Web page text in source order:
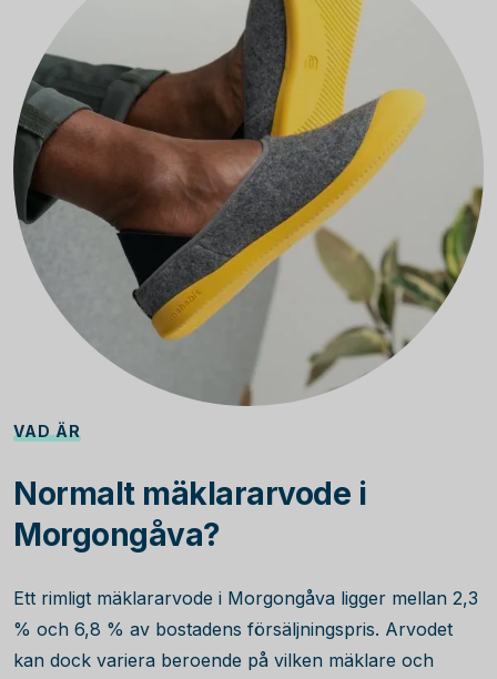
VAD ÄR
Normalt mäklararvode i
Morgongåva?
Ett rimligt mäklararvode i Morgongåva ligger mellan 2,3
% och 6,8 % av bostadens försäljningspris. Arvodet
kan dock variera beroende på vilken mäklare och